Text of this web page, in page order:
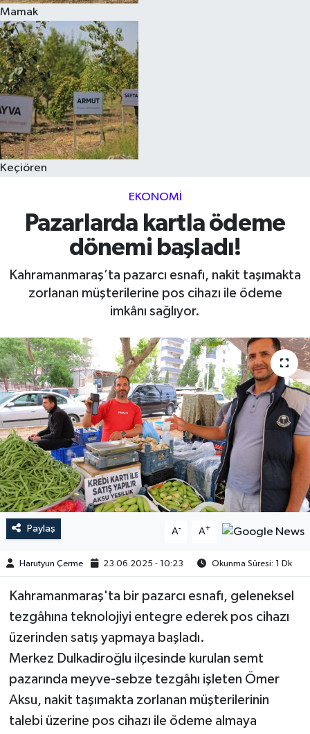
Mamak
Keçiören
EKONOMI
Pazarlarda kartla ödeme
dönemi başladı!
Kahramanmaraş’ta pazarcı esnafı, nakit taşımakta
zorlanan müşterilerine pos cihazı ile ödeme
imkânı sağlıyor.
Paylaş A- A+
Harutyun Çerme 23.06.2025 - 10:23 Okunma Süresi: 1 Dk
Kahramanmaraş'ta bir pazarcı esnafı, geleneksel
tezgâhına teknolojiyi entegre ederek pos cihazı
üzerinden satış yapmaya başladı.
Merkez Dulkadiroğlu ilçesinde kurulan semt
pazarında meyve-sebze tezgâhı işleten Ömer
Aksu, nakit taşımakta zorlanan müşterilerinin
talebi üzerine pos cihazı ile ödeme almaya